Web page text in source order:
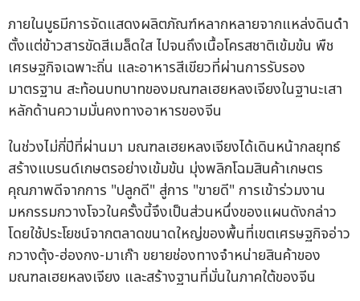
ภายในบูธมีการจัดแสดงผลิตภัณฑ์หลากหลายจากแหล่งดินดำ
ตั้งแต่ข้าวสารขัดสีเมล็ดใส ไปจนถึงเนื้อโครสชาติเข้มข้น พืช
เศรษฐกิจเฉพาะถิ่น และอาหารสีเขียวที่ผ่านการรับรอง
มาตรฐาน สะท้อนบทบาทของมณฑลเฮยหลงเจียงในฐานะเสา
หลักด้านความมั่นคงทางอาหารของจีน
ในช่วงไม่กี่ปีที่ผ่านมา มณฑลเฮยหลงเจียงได้เดินหน้ากลยุทธ์
สร้างแบรนด์เกษตรอย่างเข้มข้น มุ่งพลิกโฉมสินค้าเกษตร
คุณภาพดีจากการ "ปลูกดี" สู่การ "ขายดี" การเข้าร่วมงาน
มหกรรมกวางโจวในครั้งนี้จึงเป็นส่วนหนึ่งของแผนดังกล่าว
โดยใช้ประโยชน์จากตลาดขนาดใหญ่ของพื้นที่เขตเศรษฐกิจอ่าว
กวางตุ้ง-ฮ่องกง-มาเก๊า ขยายช่องทางจำหน่ายสินค้าของ
มณฑลเฮยหลงเจียง และสร้างฐานที่มั่นในภาคใต้ของจีน